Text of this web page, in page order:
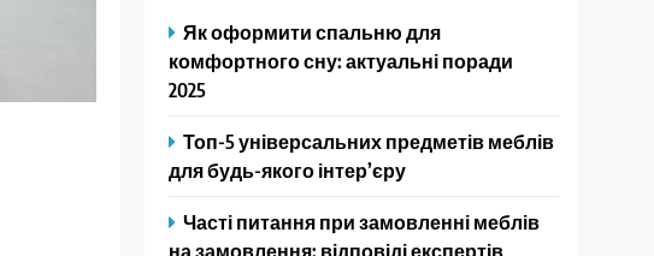
Як оформити спальню для
комфортного сну: актуальні поради
2025
Топ-5 універсальних предметів меблів
для будь-якого інтер’єру
Часті питання при замовленні меблів
на замовлення: відповіді експертів